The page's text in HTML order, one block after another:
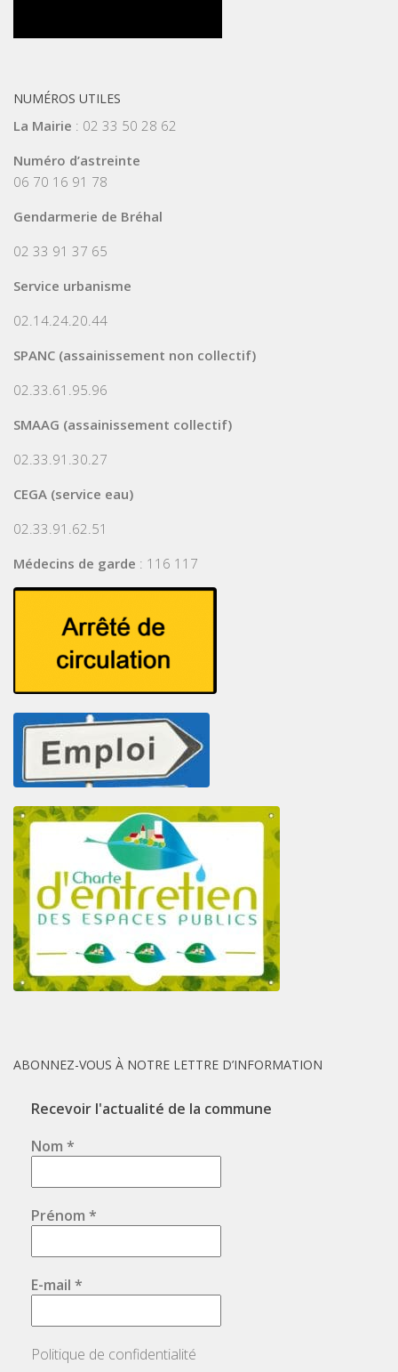
NUMÉROS UTILES
La Mairie : 02 33 50 28 62
Numéro d’astreinte
06 70 16 91 78
Gendarmerie de Bréhal
02 33 91 37 65
Service urbanisme
02.14.24.20.44
SPANC (assainissement non collectif)
02.33.61.95.96
SMAAG (assainissement collectif)
02.33.91.30.27
CEGA (service eau)
02.33.91.62.51
Médecins de garde : 116 117
ABONNEZ-VOUS À NOTRE LETTRE D’INFORMATION
Recevoir l'actualité de la commune
Nom *
Prénom *
E-mail *
Politique de confidentialité